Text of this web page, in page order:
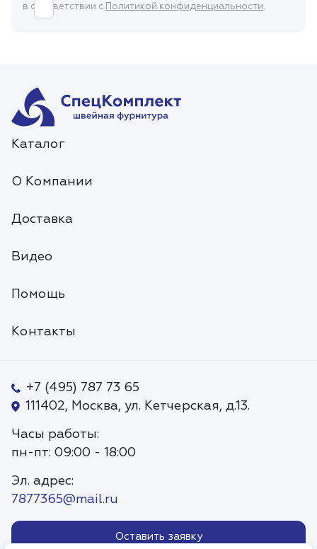
в соответствии с Политикой конфиденциальности.
Каталог
О Компании
Доставка
Видео
Помощь
Контакты
+7 (495) 787 73 65
111402, Москва, ул. Кетчерская, д.13.
Часы работы:
пн-пт: 09:00 - 18:00
Эл. адрес:
7877365@mail.ru
Оставить заявку